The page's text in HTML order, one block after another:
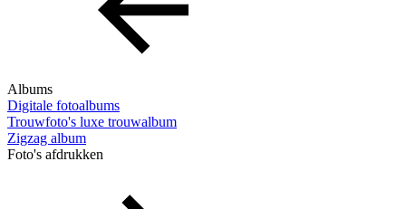
Albums
Digitale fotoalbums
Trouwfoto's luxe trouwalbum
Zigzag album
Foto's afdrukken